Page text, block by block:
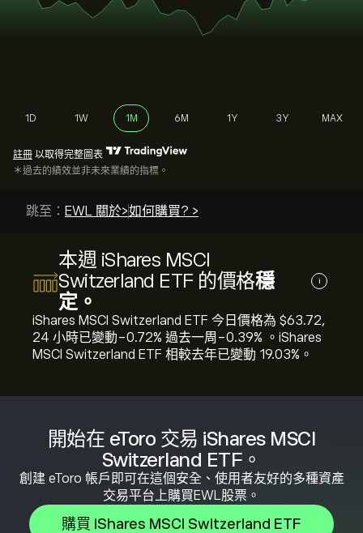
開始在 eToro 交易 iShares MSCI
Switzerland ETF。
創建 eToro 帳戶即可在這個安全、使用者友好的多種資產
交易平台上購買EWL股票。
購買 iShares MSCI Switzerland ETF
1D 1W 1M 6M 1Y 3Y MAX
註冊 以取得完整圖表
＊過去的績效並非未來業績的指標。
跳至： EWL 關於>如何購買? >
本週 iShares MSCI
Switzerland ETF 的價格穩
定。
i
iShares MSCI Switzerland ETF 今日價格為 ‎$‎63.72,
24 小時已變動‎-0.72‎% 過去一周‎-0.39‎% 。iShares
MSCI Switzerland ETF 相較去年已變動 ‎19.03‎%。